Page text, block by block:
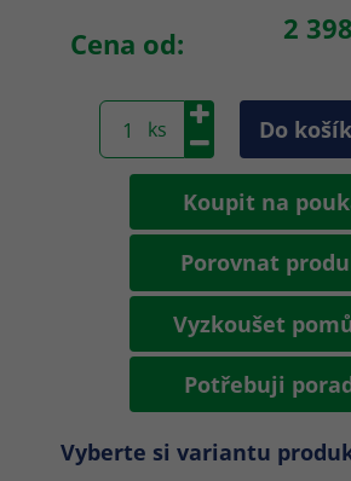
Cena od: 2
Koupit na
Porovnat
Vyzkoušet
Potřebuji
Vyberte si variantu